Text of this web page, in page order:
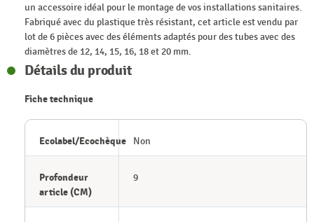
un accessoire idéal pour le montage de vos installations sanitaires.
Fabriqué avec du plastique très résistant, cet article est vendu par
lot de 6 pièces avec des éléments adaptés pour des tubes avec des
diamètres de 12, 14, 15, 16, 18 et 20 mm.
Détails du produit
Fiche technique
Ecolabel/Ecochèque Non
Profondeur
article (CM)
9